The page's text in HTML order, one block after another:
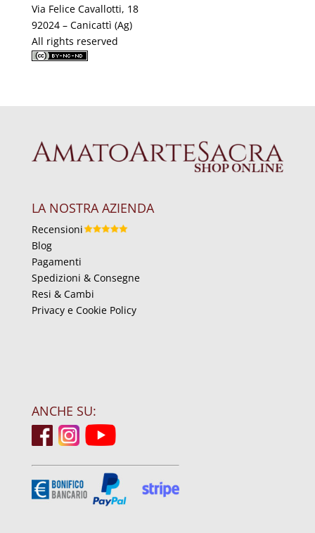
Via Felice Cavallotti, 18
92024 – Canicattì (Ag)
All rights reserved
LA NOSTRA AZIENDA
Recensioni
Blog
Pagamenti
Spedizioni & Consegne
Resi & Cambi
Privacy e Cookie Policy
ANCHE SU: